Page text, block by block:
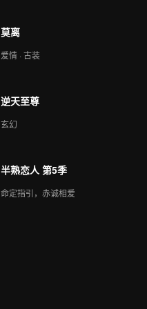
莫离
爱情 · 古装
逆天至尊
玄幻
半熟恋人 第5季
命定指引，赤诚相爱